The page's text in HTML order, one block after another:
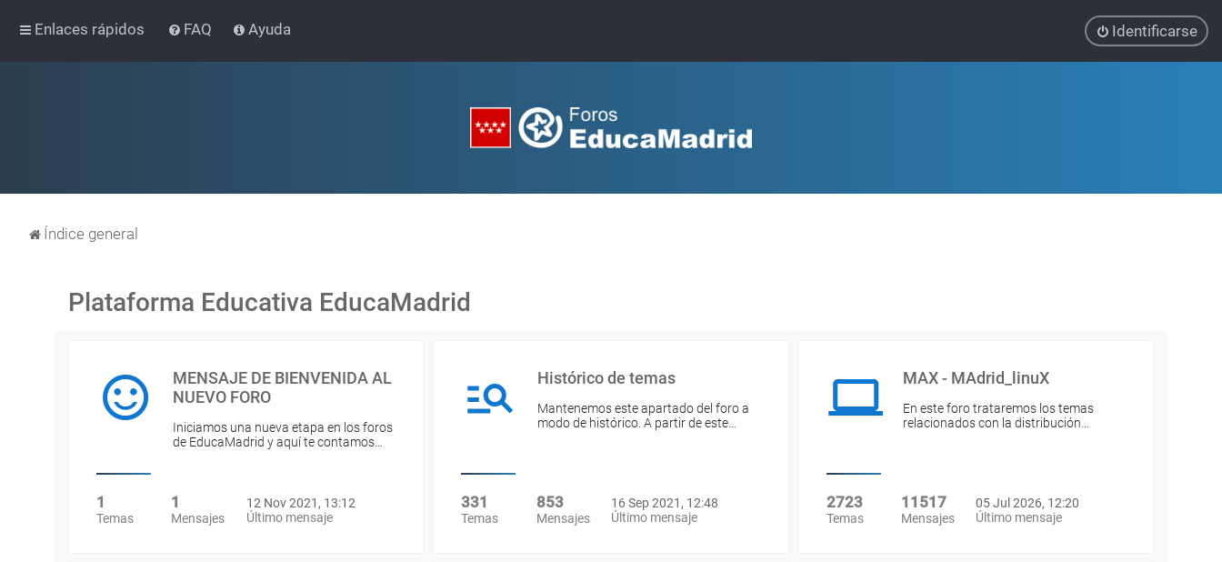
Enlaces rápidos FAQ Ayuda Identificarse
Índice general
Plataforma Educativa EducaMadrid
MENSAJE DE BIENVENIDA AL
NUEVO FORO
Iniciamos una nueva etapa en los foros
de EducaMadrid y aquí te contamos…
1
Temas
1
Mensajes
12 Nov 2021, 13:12
Último mensaje
Histórico de temas
Mantenemos este apartado del foro a
modo de histórico. A partir de este…
331
Temas
853
Mensajes
16 Sep 2021, 12:48
Último mensaje
MAX - MAdrid_linuX
En este foro trataremos los temas
relacionados con la distribución…
2723
Temas
11517
Mensajes
05 Jul 2026, 12:20
Último mensaje